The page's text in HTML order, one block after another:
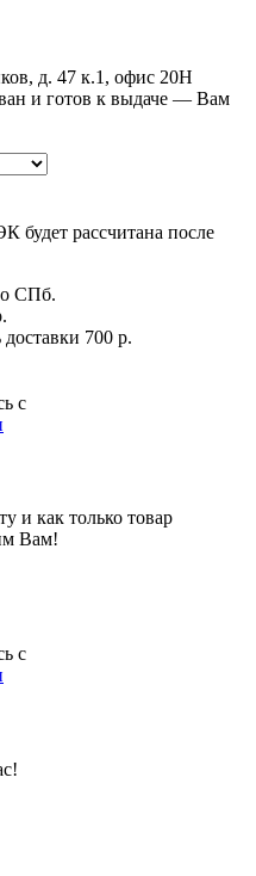
д. 47 к.1, офис 20Н
и готов к выдаче — Вам
будет рассчитана после
СПб.
доставки 700 р.
с
и как только товар
Вам!
с